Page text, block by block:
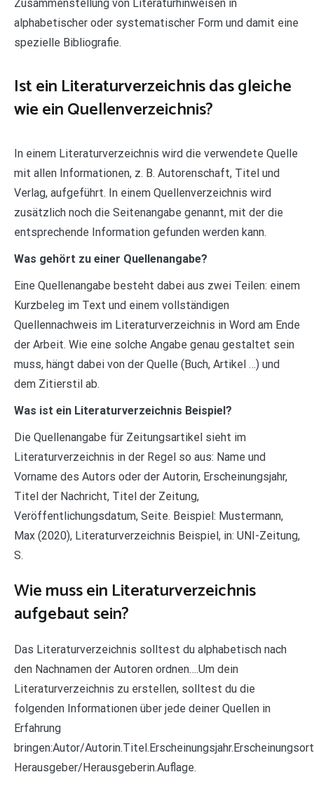
Zusammenstellung von Literaturhinweisen in
alphabetischer oder systematischer Form und damit eine
spezielle Bibliografie.
Ist ein Literaturverzeichnis das gleiche
wie ein Quellenverzeichnis?
In einem Literaturverzeichnis wird die verwendete Quelle
mit allen Informationen, z. B. Autorenschaft, Titel und
Verlag, aufgeführt. In einem Quellenverzeichnis wird
zusätzlich noch die Seitenangabe genannt, mit der die
entsprechende Information gefunden werden kann.
Was gehört zu einer Quellenangabe?
Eine Quellenangabe besteht dabei aus zwei Teilen: einem
Kurzbeleg im Text und einem vollständigen
Quellennachweis im Literaturverzeichnis in Word am Ende
der Arbeit. Wie eine solche Angabe genau gestaltet sein
muss, hängt dabei von der Quelle (Buch, Artikel …) und
dem Zitierstil ab.
Was ist ein Literaturverzeichnis Beispiel?
Die Quellenangabe für Zeitungsartikel sieht im
Literaturverzeichnis in der Regel so aus: Name und
Vorname des Autors oder der Autorin, Erscheinungsjahr,
Titel der Nachricht, Titel der Zeitung,
Veröffentlichungsdatum, Seite. Beispiel: Mustermann,
Max (2020), Literaturverzeichnis Beispiel, in: UNI-Zeitung,
S.
Wie muss ein Literaturverzeichnis
aufgebaut sein?
Das Literaturverzeichnis solltest du alphabetisch nach
den Nachnamen der Autoren ordnen….Um dein
Literaturverzeichnis zu erstellen, solltest du die
folgenden Informationen über jede deiner Quellen in
Erfahrung
bringen:Autor/
Herausgeber/Herausgeberin.Auflage.